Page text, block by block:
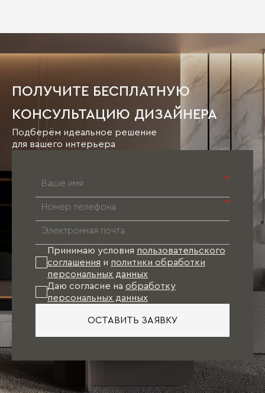
ПОЛУЧИТЕ БЕСПЛАТНУЮ
КОНСУЛЬТАЦИЮ ДИЗАЙНЕРА
Подберём идеальное решение
для вашего интерьера
*
*
Принимаю условия пользовательского
соглашения и политики обработки
персональных данных
Даю согласие на обработку
персональных данных
ОСТАВИТЬ ЗАЯВКУ